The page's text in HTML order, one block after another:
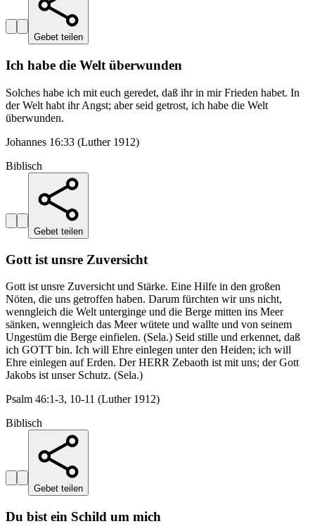
Gebet teilen
Ich habe die Welt überwunden
Solches habe ich mit euch geredet, daß ihr in mir Frieden habet. In
der Welt habt ihr Angst; aber seid getrost, ich habe die Welt
überwunden.
Johannes 16:33 (Luther 1912)
Biblisch
Gebet teilen
Gott ist unsre Zuversicht
Gott ist unsre Zuversicht und Stärke. Eine Hilfe in den großen
Nöten, die uns getroffen haben. Darum fürchten wir uns nicht,
wenngleich die Welt unterginge und die Berge mitten ins Meer
sänken, wenngleich das Meer wütete und wallte und von seinem
Ungestüm die Berge einfielen. (Sela.) Seid stille und erkennet, daß
ich GOTT bin. Ich will Ehre einlegen unter den Heiden; ich will
Ehre einlegen auf Erden. Der HERR Zebaoth ist mit uns; der Gott
Jakobs ist unser Schutz. (Sela.)
Psalm 46:1-3, 10-11 (Luther 1912)
Biblisch
Gebet teilen
Du bist ein Schild um mich